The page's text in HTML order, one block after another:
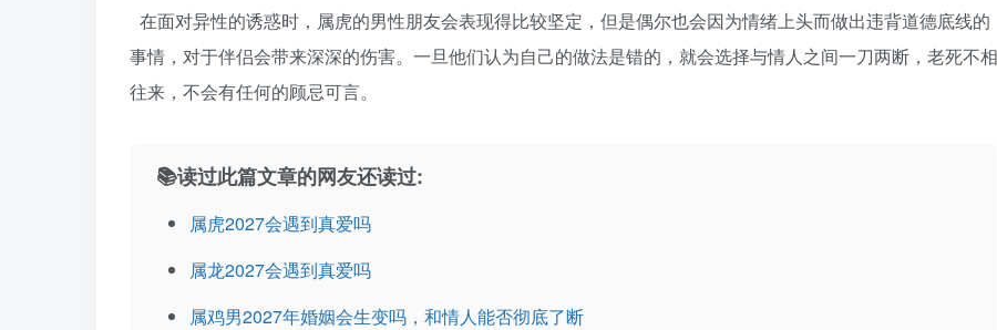
在面对异性的诱惑时，属虎的男性朋友会表现得比较坚定，但是偶尔也会因为情绪上头而做出违背道德底线的
事情，对于伴侣会带来深深的伤害。一旦他们认为自己的做法是错的，就会选择与情人之间一刀两断，老死不相
往来，不会有任何的顾忌可言。
📚读过此篇文章的网友还读过:
属虎2027会遇到真爱吗
属龙2027会遇到真爱吗
属鸡男2027年婚姻会生变吗，和情人能否彻底了断